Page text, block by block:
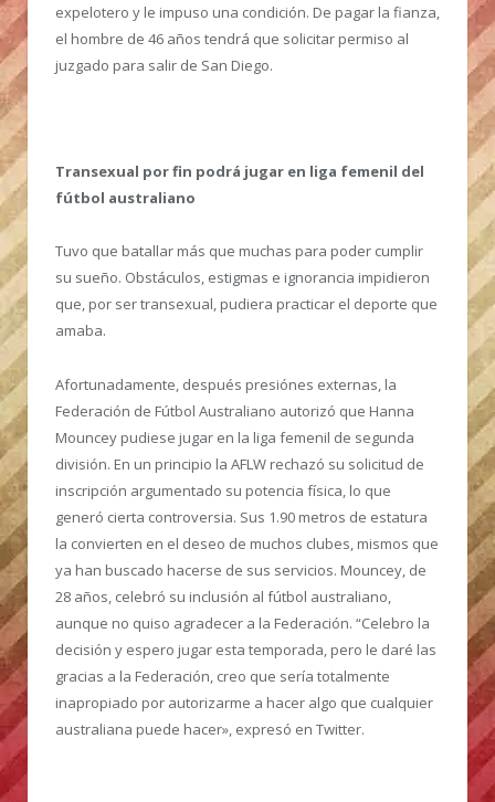
expelotero y le impuso una condición. De pagar la fianza,
el hombre de 46 años tendrá que solicitar permiso al
juzgado para salir de San Diego.
Transexual por fin podrá jugar en liga femenil del
fútbol australiano
Tuvo que batallar más que muchas para poder cumplir
su sueño. Obstáculos, estigmas e ignorancia impidieron
que, por ser transexual, pudiera practicar el deporte que
amaba.
Afortunadamente, después presiónes externas, la
Federación de Fútbol Australiano autorizó que Hanna
Mouncey pudiese jugar en la liga femenil de segunda
división. En un principio la AFLW rechazó su solicitud de
inscripción argumentado su potencia física, lo que
generó cierta controversia. Sus 1.90 metros de estatura
la convierten en el deseo de muchos clubes, mismos que
ya han buscado hacerse de sus servicios. Mouncey, de
28 años, celebró su inclusión al fútbol australiano,
aunque no quiso agradecer a la Federación. “Celebro la
decisión y espero jugar esta temporada, pero le daré las
gracias a la Federación, creo que sería totalmente
inapropiado por autorizarme a hacer algo que cualquier
australiana puede hacer», expresó en Twitter.